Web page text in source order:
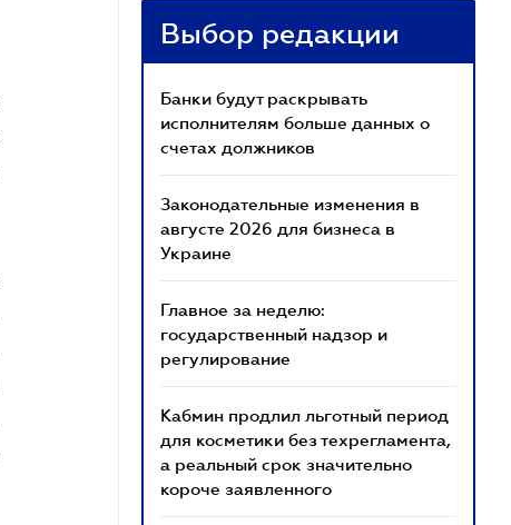
Выбор редакции
Банки будут раскрывать
исполнителям больше данных о
счетах должников
Законодательные изменения в
августе 2026 для бизнеса в
Украине
Главное за неделю:
государственный надзор и
регулирование
Кабмин продлил льготный период
для косметики без техрегламента,
а реальный срок значительно
короче заявленного